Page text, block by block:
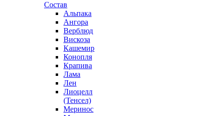
Состав
Альпака
Ангора
Верблюд
Вискоза
Кашемир
Конопля
Крапива
Лама
Лен
Лиоцелл
(Тенсел)
Меринос